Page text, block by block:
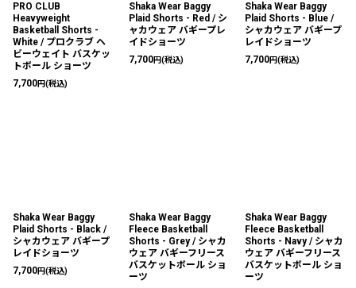
PRO CLUB
Heavyweight
Basketball Shorts -
White / プロクラブ ヘ
ビーウェイト バスケッ
トボール ショーツ
7,700円(税込)
Shaka Wear Baggy
Plaid Shorts - Red / シ
ャカウェア バギープレ
イドショーツ
7,700円(税込)
Shaka Wear Baggy
Plaid Shorts - Blue /
シャカウェア バギープ
レイドショーツ
7,700円(税込)
Shaka Wear Baggy
Plaid Shorts - Black /
シャカウェア バギープ
レイドショーツ
7,700円(税込)
Shaka Wear Baggy
Fleece Basketball
Shorts - Grey / シャカ
ウェア バギーフリース
バスケットボール ショ
ーツ
Shaka Wear Baggy
Fleece Basketball
Shorts - Navy / シャカ
ウェア バギーフリース
バスケットボール ショ
ーツ